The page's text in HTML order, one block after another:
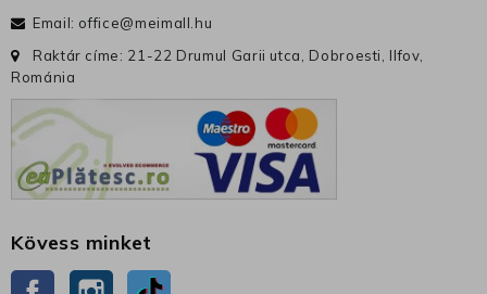
Email: office@meimall.hu
Raktár címe: 21-22 Drumul Garii utca, Dobroesti, Ilfov,
Románia
Kövess minket
Facebook Instagram